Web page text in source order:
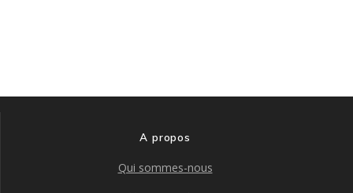
A propos
Qui sommes-nous